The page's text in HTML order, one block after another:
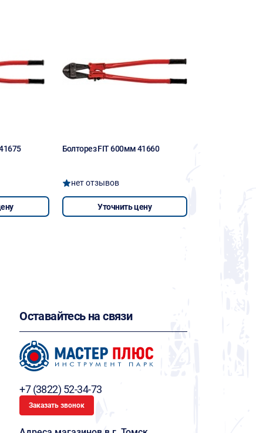
Болторез FIT 600мм 41660
нет отзывов
Уточнить цену
Оставайтесь на связи
+7 (3822) 52-34-73
Заказать звонок